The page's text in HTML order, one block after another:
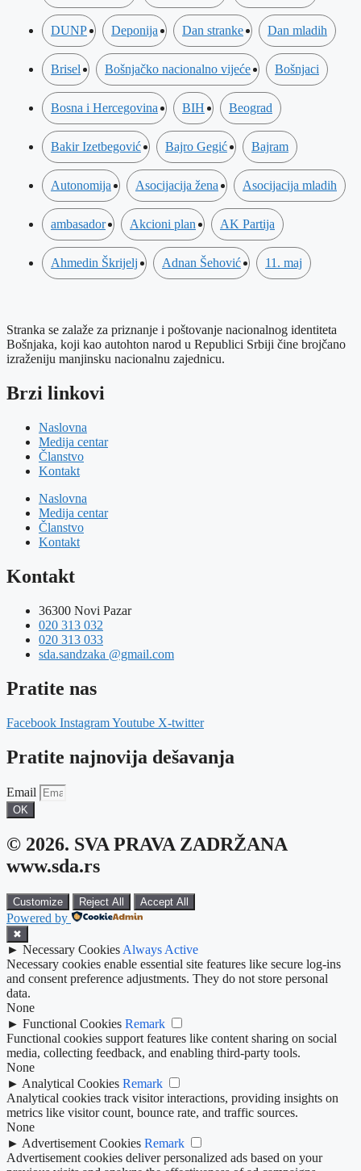
DUNP Deponija Dan stranke Dan mladih
Brisel Bošnjačko nacionalno vijeće Bošnjaci
Bosna i Hercegovina BIH Beograd
Bakir Izetbegović Bajro Gegić Bajram
Autonomija Asocijacija žena Asocijacija mladih
ambasador Akcioni plan AK Partija
Ahmedin Škrijelj Adnan Šehović 11. maj
Stranka se zalaže za priznanje i poštovanje nacionalnog identiteta
Bošnjaka, koji kao autohton narod u Republici Srbiji čine brojčano
izraženiju manjinsku nacionalnu zajednicu.
Brzi linkovi
Naslovna
Medija centar
Članstvo
Kontakt
Naslovna
Medija centar
Članstvo
Kontakt
Kontakt
36300 Novi Pazar
020 313 032
020 313 033
sda.sandzaka @gmail.com
Pratite nas
Facebook InstagramYoutube X-twitter
Pratite najnovija dešavanja
Email
OK
© 2026. SVA PRAVA ZADRŽANA
www.sda.rs
Customize Reject All Accept All
Powered by
✖
► Necessary Cookies Always Active
Necessary cookies enable essential site features like secure log-ins
and consent preference adjustments. They do not store personal
data.
None
► Functional Cookies Remark
Functional cookies support features like content sharing on social
media, collecting feedback, and enabling third-party tools.
None
► Analytical Cookies Remark
Analytical cookies track visitor interactions, providing insights on
metrics like visitor count, bounce rate, and traffic sources.
None
► Advertisement Cookies Remark
Advertisement cookies deliver personalized ads based on your